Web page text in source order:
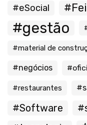
#eSocial
#gestão
#material de
#negócios
#restaurantes
#Software